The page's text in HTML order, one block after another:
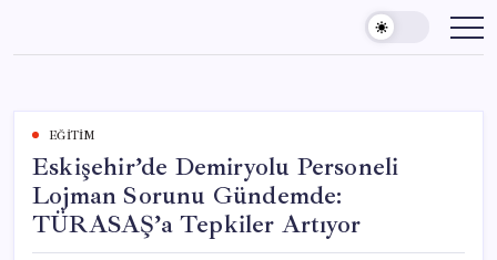
content
EĞITIM
Eskişehir’de Demiryolu Personeli
Lojman Sorunu Gündemde:
TÜRASAŞ’a Tepkiler Artıyor